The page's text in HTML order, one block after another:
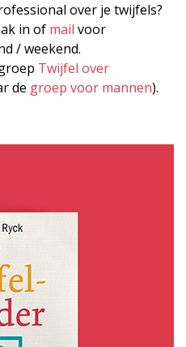
over je twijfels?
in of mail voor
/ weekend.
Twijfel over
de groep voor mannen).